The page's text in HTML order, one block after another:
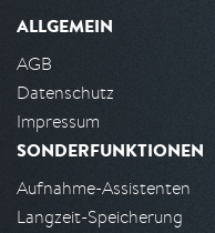
ALLGEMEIN
AGB
Datenschutz
Impressum
SONDERFUNKTIONEN
Aufnahme-Assistenten
Langzeit-Speicherung